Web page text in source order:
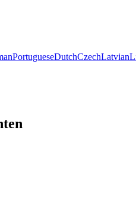
PortugueseDutchCzechLatvian